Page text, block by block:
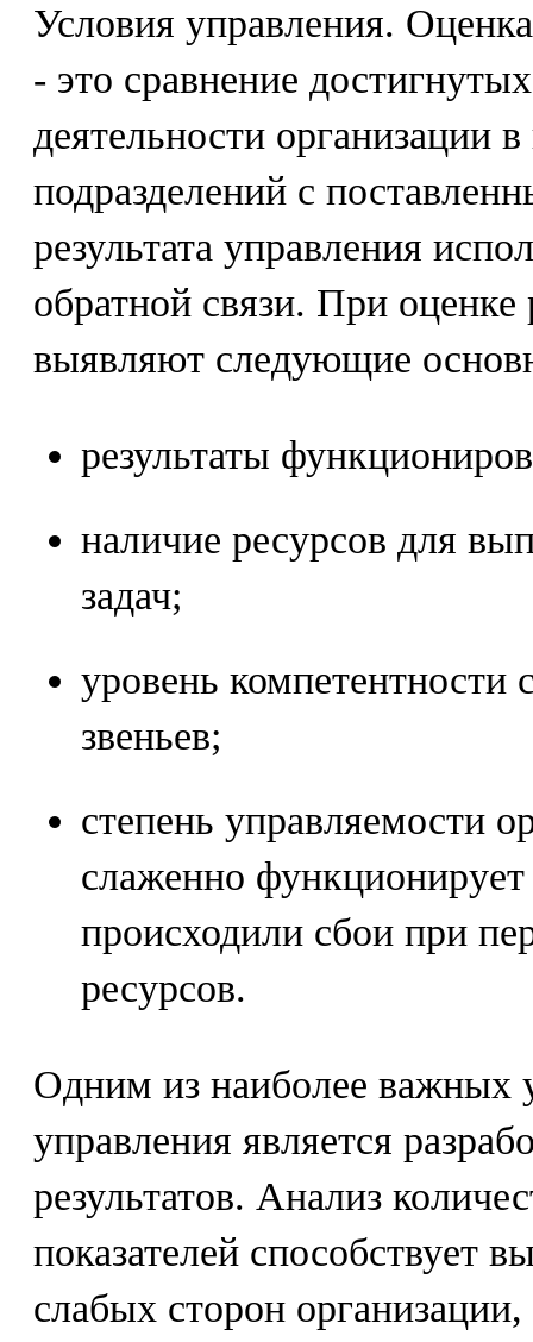
Условия управления.
- это сравнение
деятельности организации
подразделений с
результата управления
обратной связи. При оценке
выявляют следующие
результаты
наличие ресурсов для
задач;
уровень компетентности
звеньев;
степень управляемости
слаженно функционирует
происходили сбои при
ресурсов.
Одним из наиболее важных
управления является
результатов. Анализ
показателей способствует
слабых сторон